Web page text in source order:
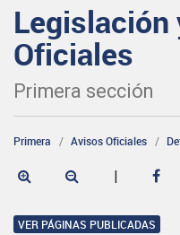
Legislación
Oficiales
Primera sección
Primera Avisos Oficiales
|
VER PÁGINAS PUBLICADAS